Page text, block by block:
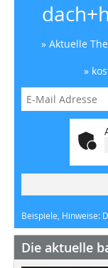
» Aktuelle
»
Beispiele, Hinweise:
Die aktuelle